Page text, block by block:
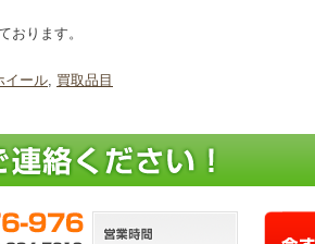
おります。
イール, 買取品目